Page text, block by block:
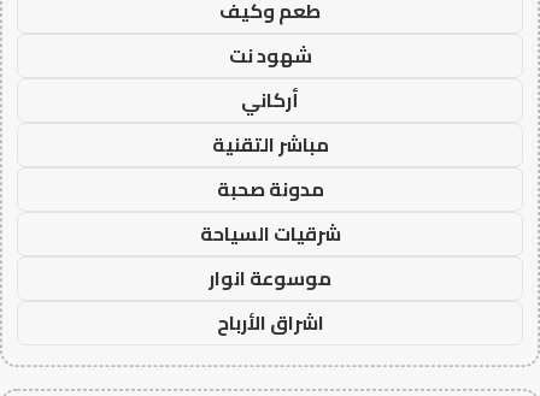
طعم وكيف
شهود نت
أركاني
مباشر التقنية
مدونة صحبة
شرقيات السياحة
موسوعة انوار
اشراق الأرباح